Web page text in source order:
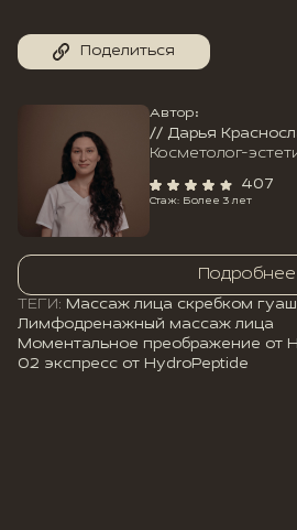
Поделиться
Автор:
// Дарья
Косметолог-
407
Стаж: Более 3 лет
Подробнее
ТЕГИ: Массаж лица скребком
Лимфодренажный массаж лица
Моментальное преображение от
O2 экспресс от HydroPeptide